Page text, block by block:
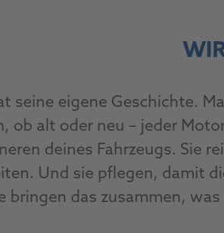
seine eigene Geschichte.
ob alt oder neu – jeder
deines Fahrzeugs. Sie
Und sie pflegen, damit
bringen das zusammen,